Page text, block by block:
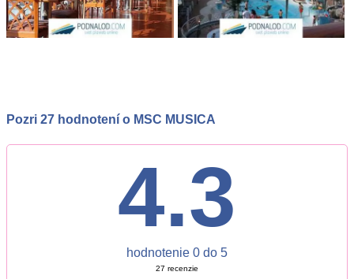
Pozri 27 hodnotení o MSC MUSICA
4.3
hodnotenie 0 do 5
27 recenzie